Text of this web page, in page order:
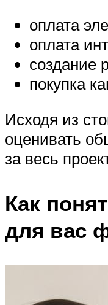
оплата
оплата
создание
покупка
Исходя из
оценивать
за весь
Как
для вас